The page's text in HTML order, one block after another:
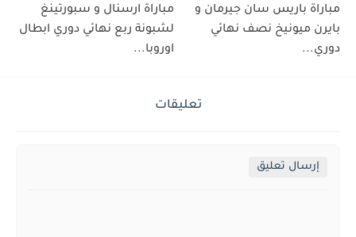
مباراة باريس سان جيرمان و
بايرن ميونيخ نصف نهائي
دوري...
مباراة ارسنال و سبورتينغ
لشبونة ربع نهائي دوري ابطال
اوروبا...
تعليقات
إرسال تعليق